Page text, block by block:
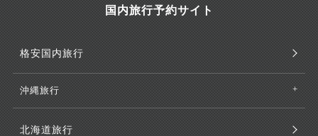
国内旅行予約サイト
格安国内旅行
沖縄旅行
北海道旅行